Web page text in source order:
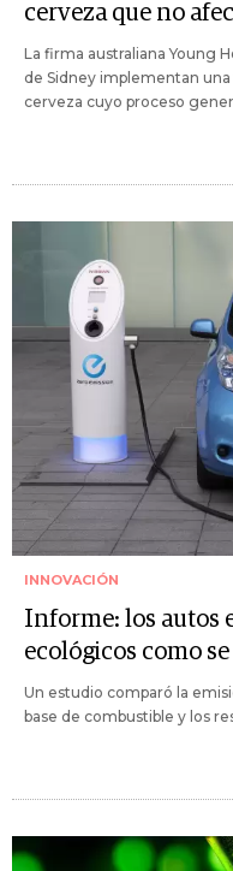
cerveza que no
La firma australiana Young
de Sidney implementan
cerveza cuyo proceso
INNOVACIÓN
Informe: los autos
ecológicos como
Un estudio comparó la
base de combustible y los